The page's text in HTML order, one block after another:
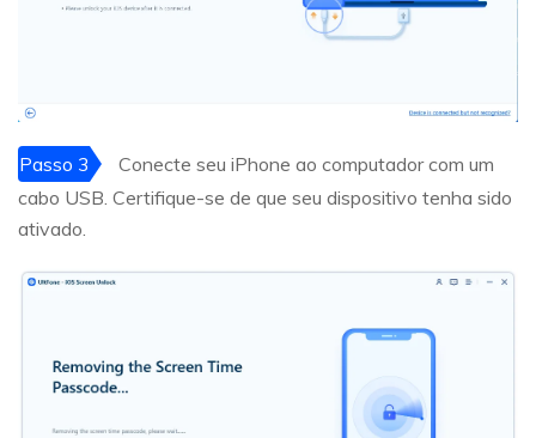
Passo 3
Conecte seu iPhone ao computador com um
cabo USB. Certifique-se de que seu dispositivo tenha sido
ativado.